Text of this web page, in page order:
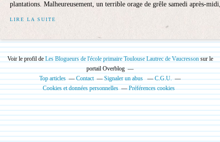
plantations. Malheureusement, un terrible orage de grêle samedi après-
LIRE LA SUITE
Voir le profil deLes Blogueurs de l'école primaire Toulouse Lautrec de Vaucressonsur le
portail Overblog
Top articles
Contact Signaler un abus
C.G.U.
Cookies et données personnelles
Préférences cookies